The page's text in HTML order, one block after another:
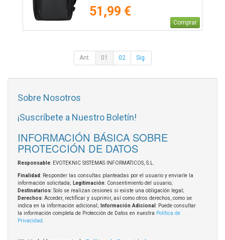
51,99 €
Comprar
Ant. 01 02 Sig.
Sobre Nosotros
¡Suscríbete a Nuestro Boletín!
INFORMACIÓN BÁSICA SOBRE
PROTECCIÓN DE DATOS
Responsable: EVOTEKNIC SISTEMAS INFORMATICOS, S.L.
Finalidad: Responder las consultas planteadas por el usuario y enviarle la
información solicitada; Legitimación: Consentimiento del usuario;
Destinatarios: Solo se realizan cesiones si existe una obligación legal;
Derechos: Acceder, rectificar y suprimir, así como otros derechos, como se
indica en la información adicional;
Información Adicional : Puede consultar
la información completa de Protección de Datos en nuestra Política de
Privacidad